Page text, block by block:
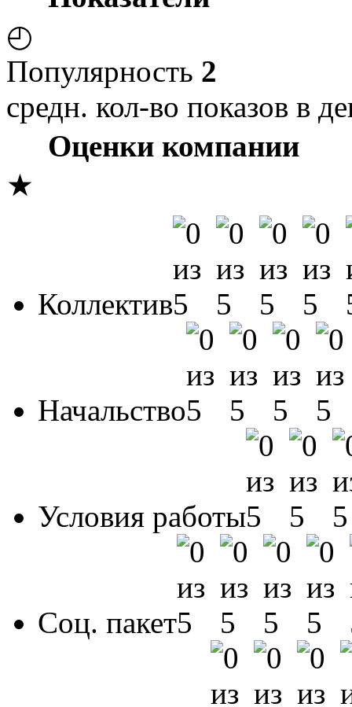
◴
Популярность 2
средн. кол-во показов в
Оценки компании
★
Коллектив
Начальство
Условия работы
Соц. пакет